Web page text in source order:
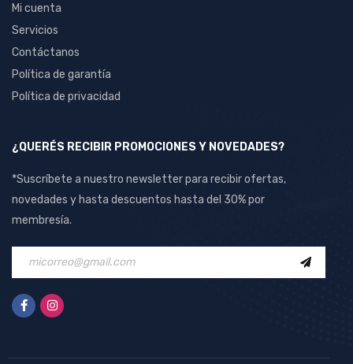
Mi cuenta
Servicios
Contáctanos
Política de garantía
Política de privacidad
¿QUERÉS RECIBIR PROMOCIONES Y NOVEDADES?
*Suscríbete a nuestro newsletter para recibir ofertas,
novedades y hasta descuentos hasta del 30% por
membresía.